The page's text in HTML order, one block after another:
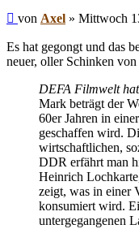
Beitrag
von Axel » Mittwoch
Es hat gegongt und das
neuer, oller Schinken
DEFA Filmwelt
Mark beträgt der
60er Jahren in
geschaffen wird.
wirtschaftlichen,
DDR erfährt man
Heinrich
zeigt, was in einer
konsumiert wird.
untergegangenen